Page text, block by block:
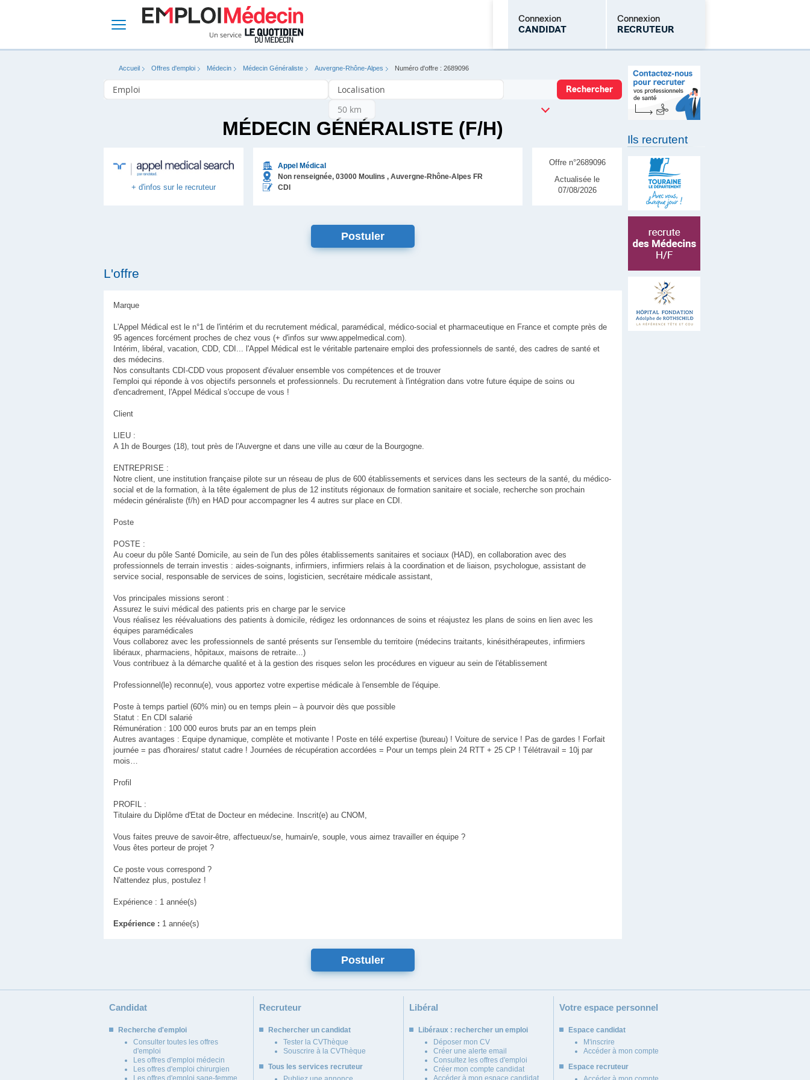
Connexion
CANDIDAT
Connexion
RECRUTEUR
Mot de passe oublié
Accueil Offres d'emploi Médecin Médecin Généraliste Auvergne-Rhône-Alpes Numéro d'offre : 2689096
MÉDECIN GÉNÉRALISTE (F/H)
+ d'infos sur le recruteur
Appel Médical
Non renseignée, 03000 Moulins , Auvergne-Rhône-Alpes FR
CDI
Offre n°2689096
Actualisée le
07/08/2026
L'offre
Marque
L'Appel Médical est le n°1 de l'intérim et du recrutement médical, paramédical, médico-social et pharmaceutique en France et compte près de
95 agences forcément proches de chez vous (+ d'infos sur www.appelmedical.com).
Intérim, libéral, vacation, CDD, CDI... l'Appel Médical est le véritable partenaire emploi des professionnels de santé, des cadres de santé et
des médecins.
Nos consultants CDI-CDD vous proposent d'évaluer ensemble vos compétences et de trouver
l'emploi qui réponde à vos objectifs personnels et professionnels. Du recrutement à l'intégration dans votre future équipe de soins ou
d'encadrement, l'Appel Médical s'occupe de vous !
Client
LIEU :
A 1h de Bourges (18), tout près de l'Auvergne et dans une ville au cœur de la Bourgogne.
ENTREPRISE :
Notre client, une institution française pilote sur un réseau de plus de 600 établissements et services dans les secteurs de la santé, du médico-
social et de la formation, à la tête également de plus de 12 instituts régionaux de formation sanitaire et sociale, recherche son prochain
médecin généraliste (f/h) en HAD pour accompagner les 4 autres sur place en CDI.
Poste
POSTE :
Au coeur du pôle Santé Domicile, au sein de l'un des pôles établissements sanitaires et sociaux (HAD), en collaboration avec des
professionnels de terrain investis : aides-soignants, infirmiers, infirmiers relais à la coordination et de liaison, psychologue, assistant de
service social, responsable de services de soins, logisticien, secrétaire médicale assistant,
Vos principales missions seront :
Assurez le suivi médical des patients pris en charge par le service
Vous réalisez les réévaluations des patients à domicile, rédigez les ordonnances de soins et réajustez les plans de soins en lien avec les
équipes paramédicales
Vous collaborez avec les professionnels de santé présents sur l'ensemble du territoire (médecins traitants, kinésithérapeutes, infirmiers
libéraux, pharmaciens, hôpitaux, maisons de retraite...)
Vous contribuez à la démarche qualité et à la gestion des risques selon les procédures en vigueur au sein de l'établissement
Professionnel(le) reconnu(e), vous apportez votre expertise médicale à l'ensemble de l'équipe.
Poste à temps partiel (60% min) ou en temps plein – à pourvoir dès que possible
Statut : En CDI salarié
Rémunération : 100 000 euros bruts par an en temps plein
Autres avantages : Equipe dynamique, complète et motivante ! Poste en télé expertise (bureau) ! Voiture de service ! Pas de gardes ! Forfait
journée = pas d'horaires/ statut cadre ! Journées de récupération accordées = Pour un temps plein 24 RTT + 25 CP ! Télétravail = 10j par
mois…
Profil
PROFIL :
Titulaire du Diplôme d'Etat de Docteur en médecine. Inscrit(e) au CNOM,
Vous faites preuve de savoir-être, affectueux/se, humain/e, souple, vous aimez travailler en équipe ?
Vous êtes porteur de projet ?
Ce poste vous correspond ?
N'attendez plus, postulez !
Expérience : 1 année(s)
Expérience : 1 année(s)
Ils recrutent
Candidat
Recherche d'emploi
Consulter toutes les offres
d'emploi
Les offres d'emploi médecin
Les offres d'emploi chirurgien
Les offres d'emploi sage-femme
Recruteur
Rechercher un candidat
Tester la CVThèque
Souscrire à la CVThèque
Tous les services recruteur
Libéral
Libéraux : rechercher un emploi
Déposer mon CV
Créer une alerte email
Consultez les offres d'emploi
Créer mon compte candidat
Accéder à mon espace candidat
Votre espace personnel
Espace candidat
M'inscrire
Accéder à mon compte
Espace recruteur